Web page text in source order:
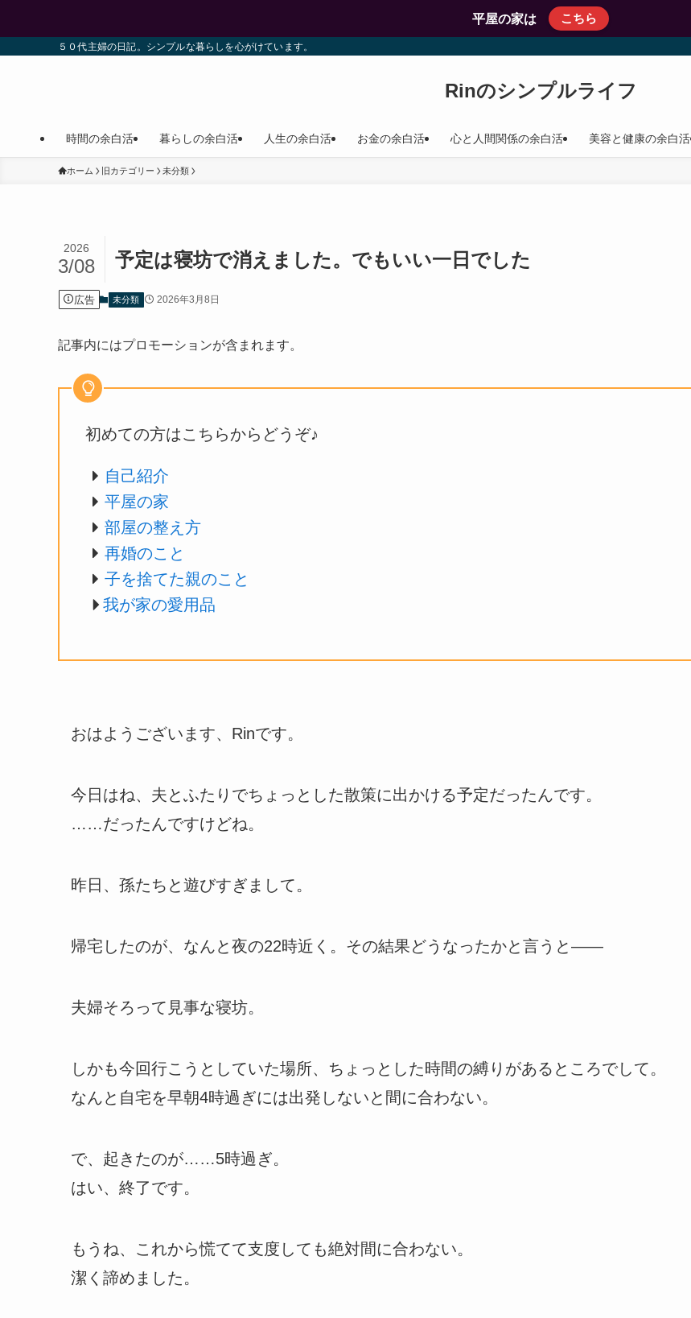
平屋の家は こちら
５０代主婦の日記。シンプルな暮らしを心がけています。
Rinのシンプルライフ
時間の余白活 暮らしの余白活 人生の余白活 お金の余白活 心と人間関係の余白活 美容と健康の余白活
ホーム 旧カテゴリー 未分類
予定は寝坊で消えました。でもいい一日でした
2026
3/08
広告 未分類 2026年3月8日
記事内にはプロモーションが含まれます。
初めての方はこちらからどうぞ♪
自己紹介
平屋の家
部屋の整え方
再婚のこと
子を捨てた親のこと
我が家の愛用品
おはようございます、Rinです。
今日はね、夫とふたりでちょっとした散策に出かける予定だったんです。
……だったんですけどね。
昨日、孫たちと遊びすぎまして。
帰宅したのが、なんと夜の22時近く。その結果どうなったかと言うと——
夫婦そろって見事な寝坊。
しかも今回行こうとしていた場所、ちょっとした時間の縛りがあるところでして。
なんと自宅を早朝4時過ぎには出発しないと間に合わない。
で、起きたのが……5時過ぎ。
はい、終了です。
もうね、これから慌てて支度しても絶対間に合わない。
潔く諦めました。